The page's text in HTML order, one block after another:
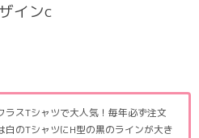
インc
ラスTシャツで大人気！毎年必ず注文
のTシャツにH型の黒のラインが大き